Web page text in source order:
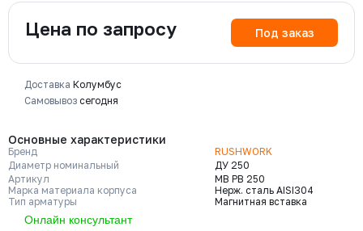
Основные характеристики
Бренд
RUSHWORK
Диаметр номинальный
ДУ 250
Артикул
МВ РВ 250
Марка материала корпуса
Нерж. сталь AISI304
Тип арматуры
Магнитная вставка
Онлайн консультант
Цена по запросу Под заказ
Доставка Колумбус
Самовывоз сегодня